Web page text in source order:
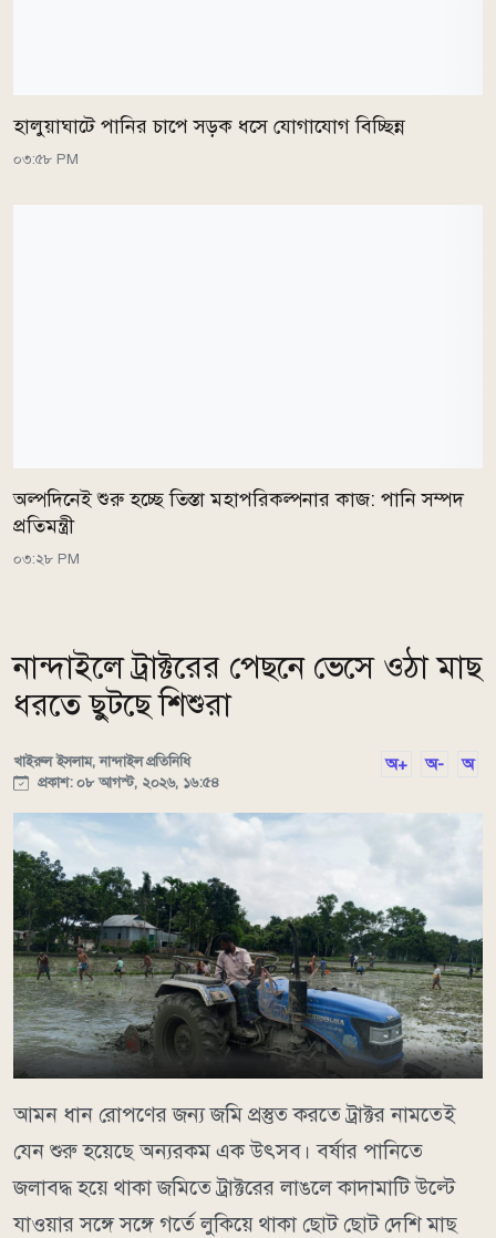
হালুয়াঘাটে পানির চাপে সড়ক ধসে যোগাযোগ বিচ্ছিন্ন
০৩:৫৮ PM
অল্পদিনেই শুরু হচ্ছে তিস্তা মহাপরিকল্পনার কাজ: পানি সম্পদ
প্রতিমন্ত্রী
০৩:২৮ PM
নান্দাইলে ট্রাক্টরের পেছনে ভেসে ওঠা মাছ
ধরতে ছুটছে শিশুরা
খাইরুল ইসলাম, নান্দাইল প্রতিনিধি
প্রকাশ: ০৮ আগস্ট, ২০২৬, ১৬:৫৪
অ+ অ- অ
আমন ধান রোপণের জন্য জমি প্রস্তুত করতে ট্রাক্টর নামতেই
যেন শুরু হয়েছে অন্যরকম এক উৎসব। বর্ষার পানিতে
জলাবদ্ধ হয়ে থাকা জমিতে ট্রাক্টরের লাঙলে কাদামাটি উল্টে
যাওয়ার সঙ্গে সঙ্গে গর্তে লুকিয়ে থাকা ছোট ছোট দেশি মাছ